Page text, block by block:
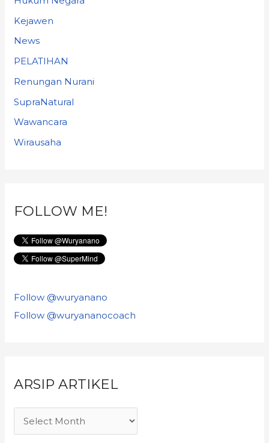
Kejawen
News
PELATIHAN
Renungan Nurani
SupraNatural
Wawancara
Wirausaha
FOLLOW ME!
Follow @wuryanano
Follow @wuryananocoach
ARSIP ARTIKEL